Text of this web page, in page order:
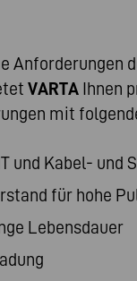
Anforderungen
VARTA Ihnen
mit
und Kabel- und
für hohe
Lebensdauer